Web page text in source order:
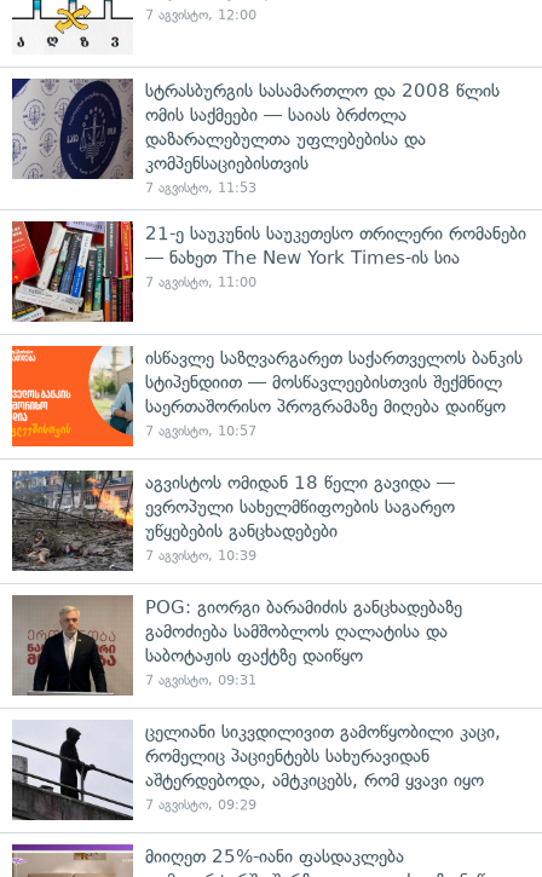
7 აგვისტო, 12:00
სტრასბურგის სასამართლო და 2008 წლის
ომის საქმეები — საიას ბრძოლა
დაზარალებულთა უფლებებისა და
კომპენსაციებისთვის
7 აგვისტო, 11:53
21-ე საუკუნის საუკეთესო თრილერი რომანები
— ნახეთ The New York Times-ის სია
7 აგვისტო, 11:00
ისწავლე საზღვარგარეთ საქართველოს ბანკის
სტიპენდიით — მოსწავლეებისთვის შექმნილ
საერთაშორისო პროგრამაზე მიღება დაიწყო
7 აგვისტო, 10:57
აგვისტოს ომიდან 18 წელი გავიდა —
ევროპული სახელმწიფოების საგარეო
უწყებების განცხადებები
7 აგვისტო, 10:39
POG: გიორგი ბარამიძის განცხადებაზე
გამოძიება სამშობლოს ღალატისა და
საბოტაჟის ფაქტზე დაიწყო
7 აგვისტო, 09:31
ცელიანი სიკვდილივით გამოწყობილი კაცი,
რომელიც პაციენტებს სახურავიდან
აშტერდებოდა, ამტკიცებს, რომ ყვავი იყო
7 აგვისტო, 09:29
მიიღეთ 25%-იანი ფასდაკლება